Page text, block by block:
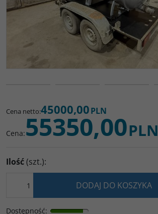
Cena netto:45000,00PLN
Cena:55350,00PLN
Ilość(szt.):
DODAJ DO KOSZYKA
Dostępność: